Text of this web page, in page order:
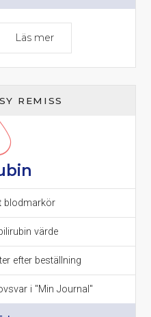
Läs merom Cystatin C prov
REMISS
blodmarkör
värde
efter beställning
i "Min Journal"